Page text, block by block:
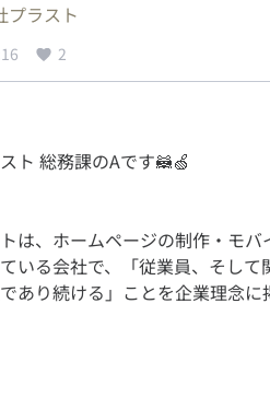
プラスト
2
は、ホームページの制作・モ
いる会社で、「従業員、そし